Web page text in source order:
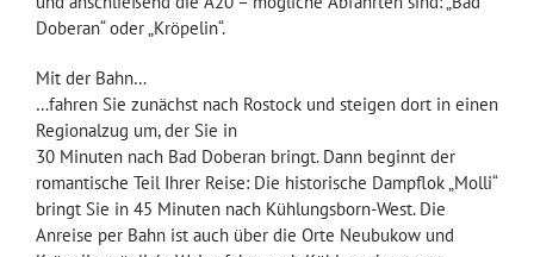
Doberan“ oder „Kröpelin“.
Mit der Bahn…
…fahren Sie zunächst nach Rostock und steigen dort in einen
Regionalzug um, der Sie in
30 Minuten nach Bad Doberan bringt. Dann beginnt der
romantische Teil Ihrer Reise: Die historische Dampflok „Molli“
bringt Sie in 45 Minuten nach Kühlungsborn-West. Die
Anreise per Bahn ist auch über die Orte Neubukow und